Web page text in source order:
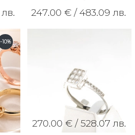
247.00 € / 483.09 лв.
-10%
270.00 € / 528.07 лв.